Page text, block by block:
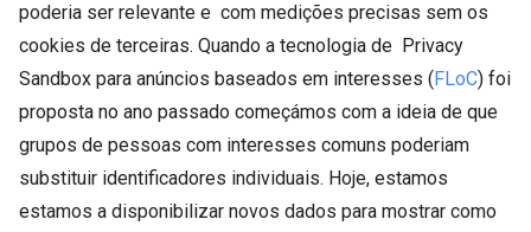
poderia ser relevante e com medições precisas sem os
cookies de terceiras. Quando a tecnologia de Privacy
Sandbox para anúncios baseados em interesses ( FLoC) foi
proposta no ano passado começámos com a ideia de que
grupos de pessoas com interesses comuns poderiam
substituir identificadores individuais. Hoje, estamos
estamos a disponibilizar novos dados para mostrar como